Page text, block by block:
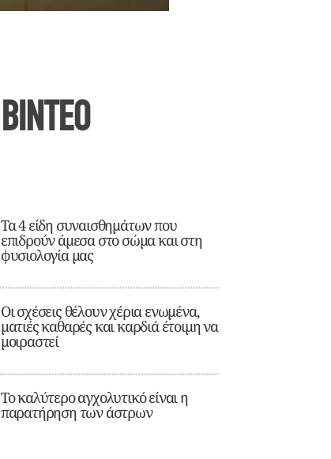
ΒΙΝΤΕΟ
Τα 4 είδη συναισθημάτων που
επιδρούν άμεσα στο σώμα και στη
φυσιολογία μας
Οι σχέσεις θέλουν χέρια ενωμένα,
ματιές καθαρές και καρδιά έτοιμη να
μοιραστεί
Το καλύτερο αγχολυτικό είναι η
παρατήρηση των άστρων